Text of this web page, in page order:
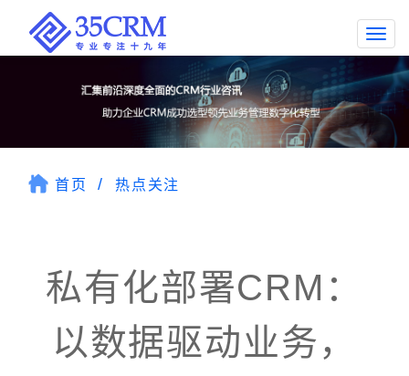
首页 热点关注
私有化部署CRM：
以数据驱动业务，